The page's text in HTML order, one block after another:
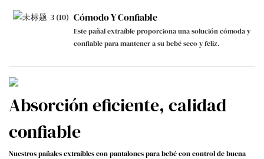
Cómodo Y Confiable
Este pañal extraíble proporciona una solución cómoda y
confiable para mantener a su bebé seco y feliz.
Absorción eficiente, calidad
confiable
Nuestros pañales extraíbles con pantalones para bebé con control de buena